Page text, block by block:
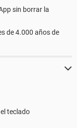
sin borrar la
de 4.000 años de
teclado